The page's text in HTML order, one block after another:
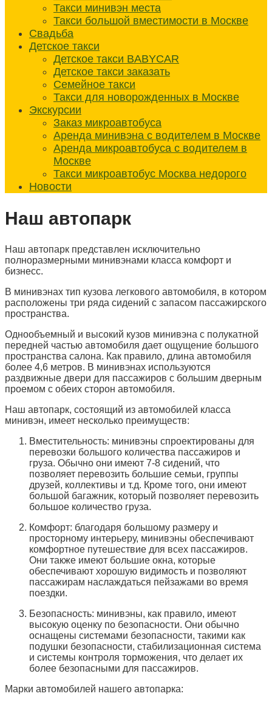
Такси минивэн места
Такси большой вместимости в Москве
Свадьба
Детское такси
Детское такси BABYCAR
Детское такси заказать
Семейное такси
Такси для новорожденных в Москве
Экскурсии
Заказ микроавтобуса
Аренда минивэна с водителем в Москве
Аренда микроавтобуса с водителем в
Москве
Такси микроавтобус Москва недорого
Новости
Наш автопарк
Наш автопарк представлен исключительно
полноразмерными минивэнами класса комфорт и
бизнесс.
В минивэнах тип кузова легкового автомобиля, в котором
расположены три ряда сидений с запасом пассажирского
пространства.
Однообъемный и высокий кузов минивэна с полукатной
передней частью автомобиля дает ощущение большого
пространства салона. Как правило, длина автомобиля
более 4,6 метров. В минивэнах используются
раздвижные двери для пассажиров с большим дверным
проемом с обеих сторон автомобиля.
Наш автопарк, состоящий из автомобилей класса
минивэн, имеет несколько преимуществ:
Вместительность: минивэны спроектированы для
перевозки большого количества пассажиров и
груза. Обычно они имеют 7-8 сидений, что
позволяет перевозить большие семьи, группы
друзей, коллективы и т.д. Кроме того, они имеют
большой багажник, который позволяет перевозить
большое количество груза.
Комфорт: благодаря большому размеру и
просторному интерьеру, минивэны обеспечивают
комфортное путешествие для всех пассажиров.
Они также имеют большие окна, которые
обеспечивают хорошую видимость и позволяют
пассажирам наслаждаться пейзажами во время
поездки.
Безопасность: минивэны, как правило, имеют
высокую оценку по безопасности. Они обычно
оснащены системами безопасности, такими как
подушки безопасности, стабилизационная система
и системы контроля торможения, что делает их
более безопасными для пассажиров.
Марки автомобилей нашего автопарка: